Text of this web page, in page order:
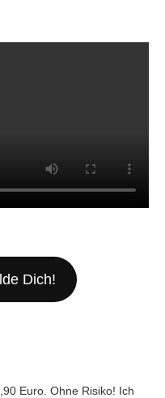
Dich!
Euro. Ohne Risiko! Ich